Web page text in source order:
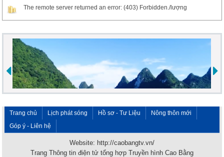
The remote server returned an error: (403) Forbidden./lượng
Trang chủ Lịch phát sóng Hồ sơ - Tư Liệu
Nông thôn mới
Góp ý - Liên hệ
Website: http://caobangtv.vn/
Trang Thông tin điện tử tổng hợp Truyền hình Cao Bằng